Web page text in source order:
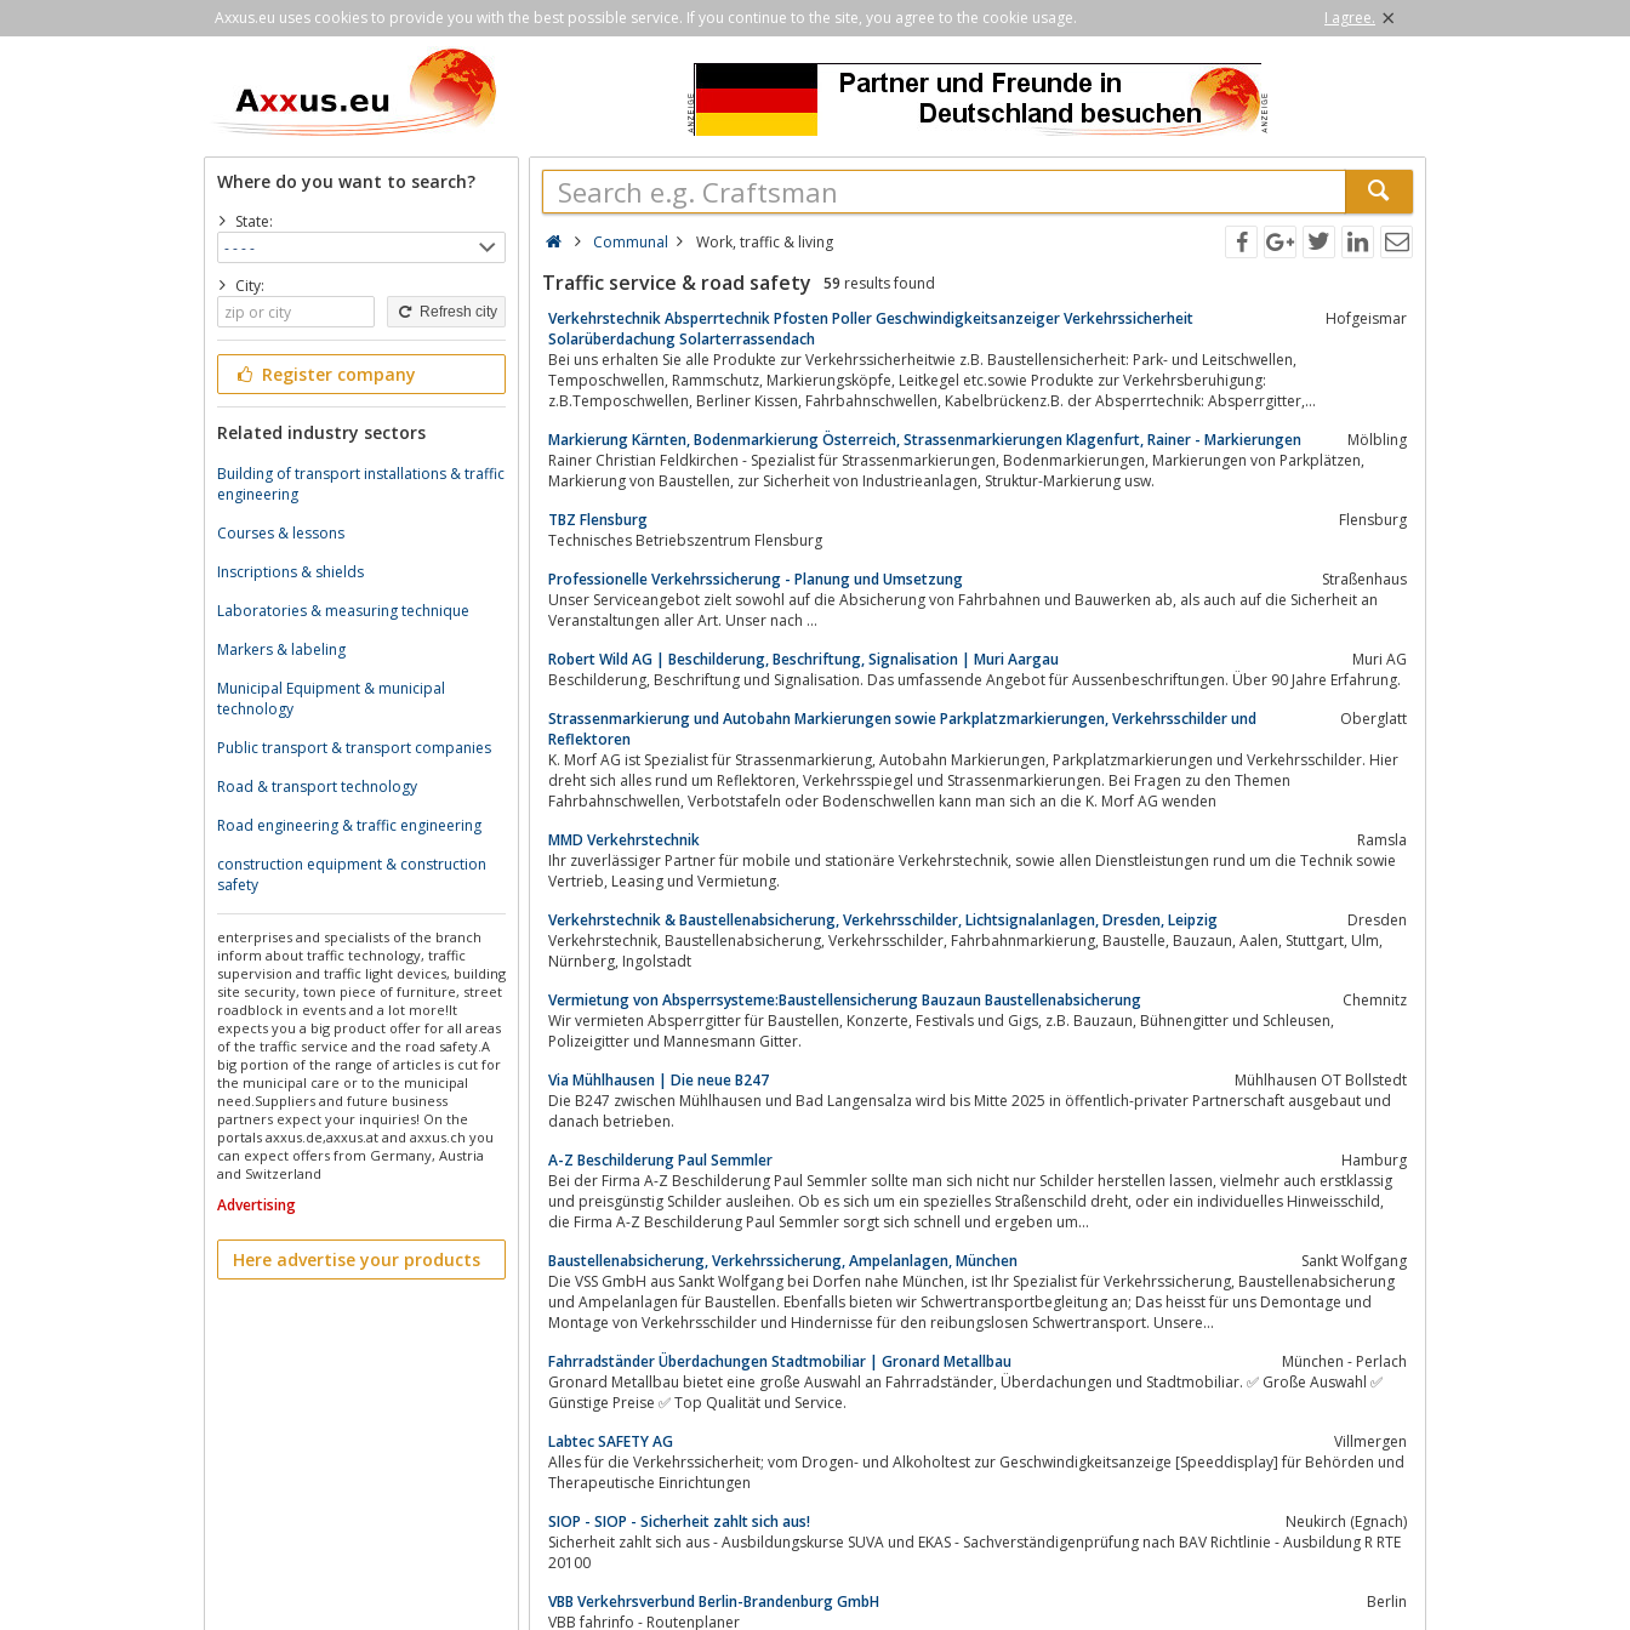
Axxus.eu uses cookies to provide you with the best possible service. If you continue to the site, you agree to the cookie usage. I agree. ×
Where do you want to search?
State:
City:
Refresh city
Register company
Related industry sectors
Building of transport installations & traffic
engineering
Courses & lessons
Inscriptions & shields
Laboratories & measuring technique
Markers & labeling
Municipal Equipment & municipal
technology
Public transport & transport companies
Road & transport technology
Road engineering & traffic engineering
construction equipment & construction
safety
enterprises and specialists of the branch
inform about traffic technology, traffic
supervision and traffic light devices, building
site security, town piece of furniture, street
roadblock in events and a lot more!It
expects you a big product offer for all areas
of the traffic service and the road safety.A
big portion of the range of articles is cut for
the municipal care or to the municipal
need.Suppliers and future business
partners expect your inquiries! On the
portals axxus.de,axxus.at and axxus.ch you
can expect offers from Germany, Austria
and Switzerland
Advertising
Here advertise your products
Communal Work, traffic & living
Traffic service & road safety 59 results found
Verkehrstechnik Absperrtechnik Pfosten Poller Geschwindigkeitsanzeiger Verkehrssicherheit
Solarüberdachung Solarterrassendach
Hofgeismar
Bei uns erhalten Sie alle Produkte zur Verkehrssicherheitwie z.B. Baustellensicherheit: Park- und Leitschwellen,
Temposchwellen, Rammschutz, Markierungsköpfe, Leitkegel etc.sowie Produkte zur Verkehrsberuhigung:
z.B.Temposchwellen, Berliner Kissen, Fahrbahnschwellen, Kabelbrückenz.B. der Absperrtechnik: Absperrgitter,...
Markierung Kärnten, Bodenmarkierung Österreich, Strassenmarkierungen Klagenfurt, Rainer - Markierungen
Mölbling
Rainer Christian Feldkirchen - Spezialist für Strassenmarkierungen, Bodenmarkierungen, Markierungen von Parkplätzen,
Markierung von Baustellen, zur Sicherheit von Industrieanlagen, Struktur-Markierung usw.
TBZ Flensburg
Flensburg
Technisches Betriebszentrum Flensburg
Professionelle Verkehrssicherung - Planung und Umsetzung
Straßenhaus
Unser Serviceangebot zielt sowohl auf die Absicherung von Fahrbahnen und Bauwerken ab, als auch auf die Sicherheit an
Veranstaltungen aller Art. Unser nach ...
Robert Wild AG | Beschilderung, Beschriftung, Signalisation | Muri Aargau
Muri AG
Beschilderung, Beschriftung und Signalisation. Das umfassende Angebot für Aussenbeschriftungen. Über 90 Jahre Erfahrung.
Strassenmarkierung und Autobahn Markierungen sowie Parkplatzmarkierungen, Verkehrsschilder und
Reflektoren
Oberglatt
K. Morf AG ist Spezialist für Strassenmarkierung, Autobahn Markierungen, Parkplatzmarkierungen und Verkehrsschilder. Hier
dreht sich alles rund um Reflektoren, Verkehrsspiegel und Strassenmarkierungen. Bei Fragen zu den Themen
Fahrbahnschwellen, Verbotstafeln oder Bodenschwellen kann man sich an die K. Morf AG wenden
MMD Verkehrstechnik
Ramsla
Ihr zuverlässiger Partner für mobile und stationäre Verkehrstechnik, sowie allen Dienstleistungen rund um die Technik sowie
Vertrieb, Leasing und Vermietung.
Verkehrstechnik & Baustellenabsicherung, Verkehrsschilder, Lichtsignalanlagen, Dresden, Leipzig
Dresden
Verkehrstechnik, Baustellenabsicherung, Verkehrsschilder, Fahrbahnmarkierung, Baustelle, Bauzaun, Aalen, Stuttgart, Ulm,
Nürnberg, Ingolstadt
Vermietung von Absperrsysteme:Baustellensicherung Bauzaun Baustellenabsicherung
Chemnitz
Wir vermieten Absperrgitter für Baustellen, Konzerte, Festivals und Gigs, z.B. Bauzaun, Bühnengitter und Schleusen,
Polizeigitter und Mannesmann Gitter.
Via Mühlhausen | Die neue B247
Mühlhausen OT Bollstedt
Die B247 zwischen Mühlhausen und Bad Langensalza wird bis Mitte 2025 in öffentlich-privater Partnerschaft ausgebaut und
danach betrieben.
A-Z Beschilderung Paul Semmler
Hamburg
Bei der Firma A-Z Beschilderung Paul Semmler sollte man sich nicht nur Schilder herstellen lassen, vielmehr auch erstklassig
und preisgünstig Schilder ausleihen. Ob es sich um ein spezielles Straßenschild dreht, oder ein individuelles Hinweisschild,
die Firma A-Z Beschilderung Paul Semmler sorgt sich schnell und ergeben um...
Baustellenabsicherung, Verkehrssicherung, Ampelanlagen, München
Sankt Wolfgang
Die VSS GmbH aus Sankt Wolfgang bei Dorfen nahe München, ist Ihr Spezialist für Verkehrssicherung, Baustellenabsicherung
und Ampelanlagen für Baustellen. Ebenfalls bieten wir Schwertransportbegleitung an; Das heisst für uns Demontage und
Montage von Verkehrsschilder und Hindernisse für den reibungslosen Schwertransport. Unsere...
Fahrradständer Überdachungen Stadtmobiliar | Gronard Metallbau
München - Perlach
Gronard Metallbau bietet eine große Auswahl an Fahrradständer, Überdachungen und Stadtmobiliar. ✅ Große Auswahl ✅
Günstige Preise ✅ Top Qualität und Service.
Labtec SAFETY AG
Villmergen
Alles für die Verkehrssicherheit; vom Drogen- und Alkoholtest zur Geschwindigkeitsanzeige [Speeddisplay] für Behörden und
Therapeutische Einrichtungen
SIOP - SIOP - Sicherheit zahlt sich aus!
Neukirch (Egnach)
Sicherheit zahlt sich aus - Ausbildungskurse SUVA und EKAS - Sachverständigenprüfung nach BAV Richtlinie - Ausbildung R RTE
20100
VBB Verkehrsverbund Berlin-Brandenburg GmbH
Berlin
VBB fahrinfo - Routenplaner